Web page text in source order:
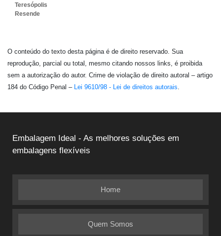
Teresópolis
Resende
O conteúdo do texto desta página é de direito reservado. Sua
reprodução, parcial ou total, mesmo citando nossos links, é proibida
sem a autorização do autor. Crime de violação de direito autoral – artigo
184 do Código Penal – Lei 9610/98 - Lei de direitos autorais
Embalagem Ideal - As melhores soluções em
embalagens flexíveis
Home
Quem Somos